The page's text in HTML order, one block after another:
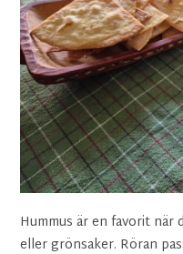
Hummus är en favorit
eller grönsaker. Röran